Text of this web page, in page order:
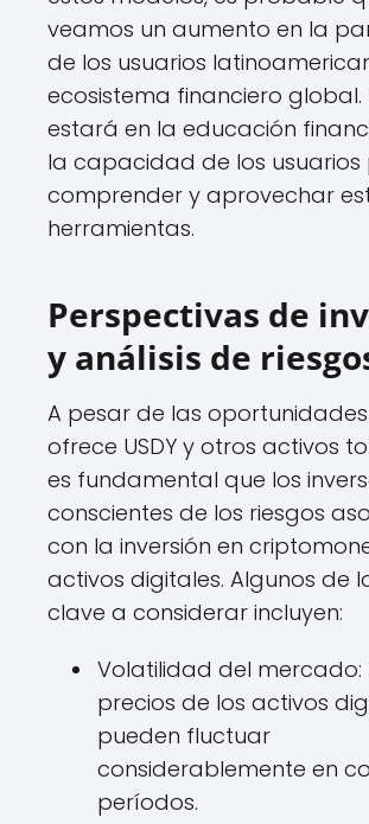
veamos un aumento en la
de los usuarios
ecosistema financiero global.
estará en la educación
la capacidad de los usuarios
comprender y aprovechar
herramientas.
Perspectivas de
y análisis de
A pesar de las
ofrece USDY y otros activos
es fundamental que los
conscientes de los riesgos
con la inversión en
activos digitales. Algunos de
clave a considerar incluyen:
Volatilidad del mercado:
precios de los activos
pueden fluctuar
considerablemente en
períodos.